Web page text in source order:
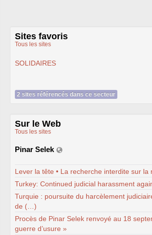
Sites favoris
Tous les sites
SOLIDAIRES
2 sites référencés dans ce secteur
Sur le Web
Tous les sites
Pinar Selek
Lever la tête • La recherche interdite sur la
Turkey: Continued judicial harassment
Turquie : poursuite du harcèlement
de (…)
Procès de Pinar Selek renvoyé au 18
guerre d’usure »